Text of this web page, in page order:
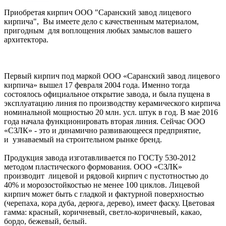
Приобретая кирпич ООО "Саранский завод лицевого
кирпича", Вы имеете дело с качественным материалом,
пригодным для воплощения любых замыслов вашего
архитектора.
Первый кирпич под маркой ООО «Саранский завод лицевого
кирпича» вышел 17 февраля 2004 года. Именно тогда
состоялось официальное открытие завода, и была пущена в
эксплуатацию линия по производству керамического кирпича
номинальной мощностью 20 млн. усл. штук в год. В мае 2016
года начала функционировать вторая линия. Сейчас ООО
«СЗЛК» - это и динамично развивающееся предприятие,
и узнаваемый на строительном рынке бренд.
Продукция завода изготавливается по ГОСТу 530-2012
методом пластического формования. ООО «СЗЛК»
производит лицевой и рядовой кирпич с пустотностью до
40% и морозостойкостью не менее 100 циклов. Лицевой
кирпич может быть с гладкой и фактурной поверхностью
(черепаха, кора дуба, дерюга, дерево), имеет фаску. Цветовая
гамма: красный, коричневый, светло-коричневый, какао,
бордо, бежевый, белый.